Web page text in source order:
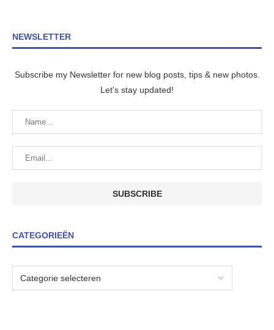
NEWSLETTER
Subscribe my Newsletter for new blog posts, tips & new photos.
Let's stay updated!
CATEGORIEËN